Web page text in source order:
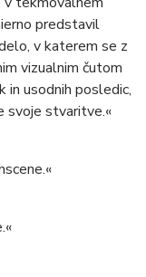
predstavil
v katerem se z
vizualnim čutom
in usodnih posledic,
svoje stvaritve.«